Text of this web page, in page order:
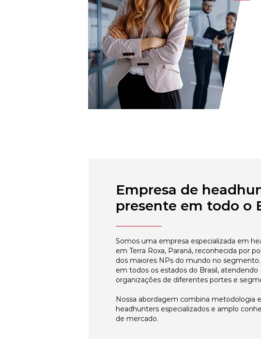
Empresa de
presente em todo o
Somos uma empresa especializada em
em Terra Roxa, Paraná, reconhecida por
dos maiores NPs do mundo no
em todos os estados do Brasil, atendendo
organizações de diferentes portes e
Nossa abordagem combina metodologia
headhunters especializados e amplo
de mercado.